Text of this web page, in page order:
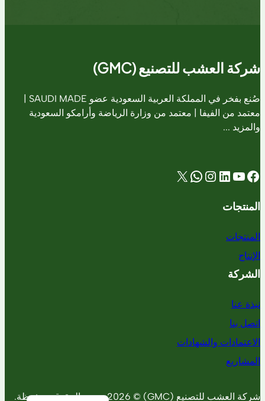
شركة العشب للتصنيع (GMC)
معتمد من الفيفا | معتمد من وزارة الرياضة وأرامكو السعودية
والمزيد ...
Facebook
YouTube
LinkedIn
Instagram
WhatsApp
X
المنتجات
المنتجات
الإنتاج
الشركة
نبذة عنا
اتصل بنا
الاعتمادات والشهادات
المشاريع
شركة العشب للتصنيع (GMC) © 2026. جميع الحقوق محفوظة.